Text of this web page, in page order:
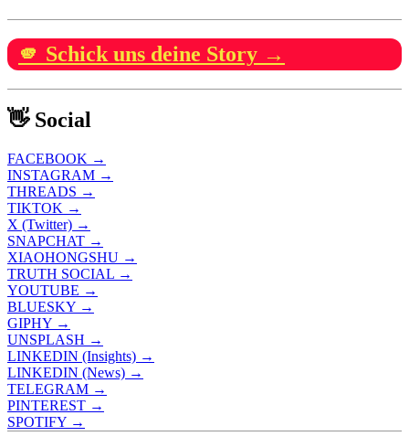
🫵 Schick uns deine Story →
👋 Social
FACEBOOK →
INSTAGRAM →
THREADS →
TIKTOK →
X (Twitter) →
SNAPCHAT →
XIAOHONGSHU →
TRUTH SOCIAL →
YOUTUBE →
BLUESKY →
GIPHY →
UNSPLASH →
LINKEDIN (Insights) →
LINKEDIN (News) →
TELEGRAM →
PINTEREST →
SPOTIFY →